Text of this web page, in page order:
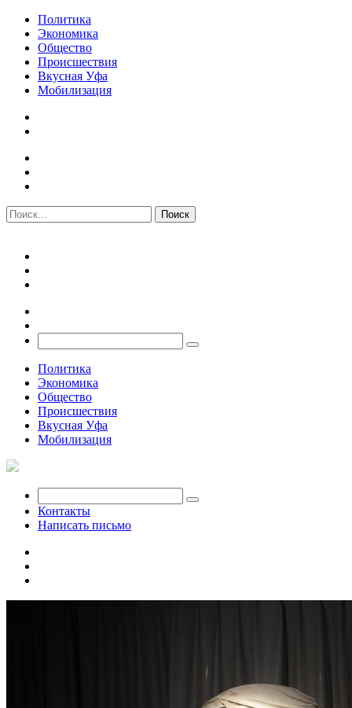
Политика
Экономика
Общество
Происшествия
Вкусная Уфа
Мобилизация
Политика
Экономика
Общество
Происшествия
Вкусная Уфа
Мобилизация
Контакты
Написать письмо